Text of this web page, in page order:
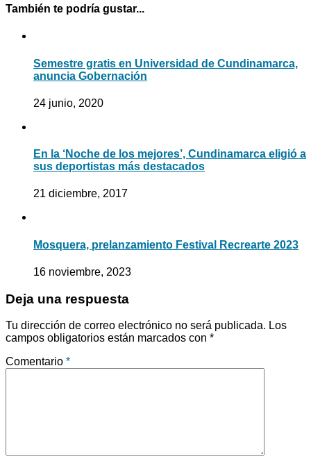
También te podría gustar...
Semestre gratis en Universidad de Cundinamarca,
anuncia Gobernación
24 junio, 2020
En la ‘Noche de los mejores’, Cundinamarca eligió a
sus deportistas más destacados
21 diciembre, 2017
Mosquera, prelanzamiento Festival Recrearte 2023
16 noviembre, 2023
Deja una respuesta
Tu dirección de correo electrónico no será publicada. Los
campos obligatorios están marcados con *
Comentario *